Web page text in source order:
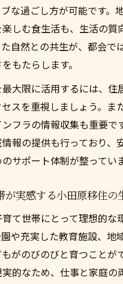
な過ごし方が可能です。
しむ食生活も、生活の質
自然との共生が、都会で
もたらします。
大限に活用するには、住
スを重視しましょう。ま
フラの情報収集も重要で
報の提供も行っており、
サポート体制が整っていま
が実感する小田原移住の
て世帯にとって理想的な
や充実した教育施設、地
がのびのびと育つことが
的なため、仕事と家庭の